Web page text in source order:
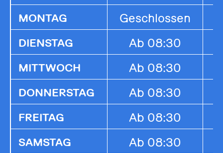
MONTAG Geschlossen
DIENSTAG Ab 08:30
MITTWOCH Ab 08:30
DONNERSTAG Ab 08:30
FREITAG Ab 08:30
SAMSTAG Ab 08:30